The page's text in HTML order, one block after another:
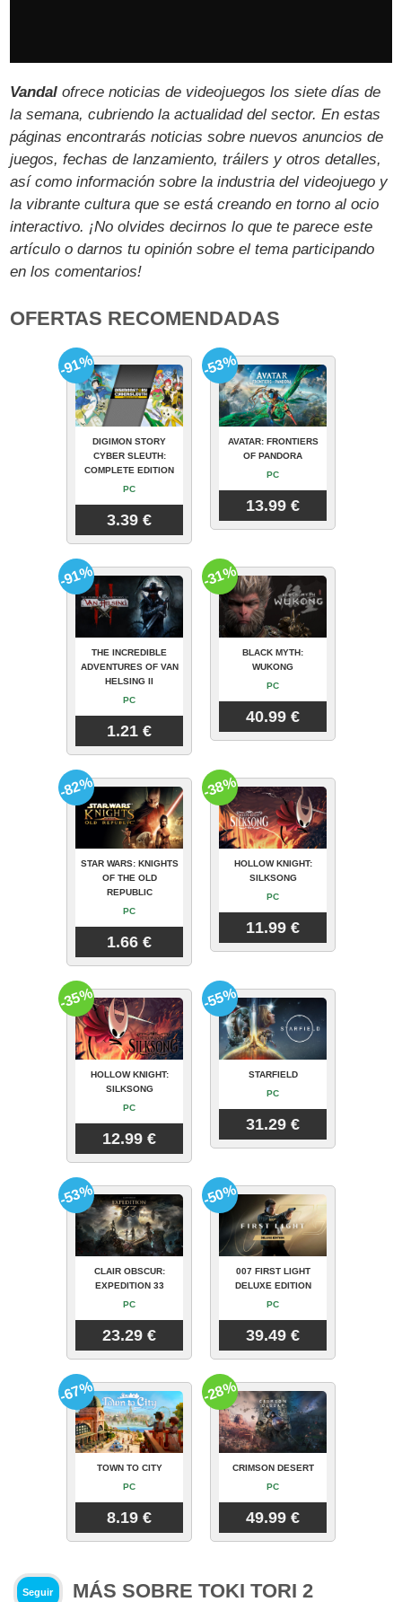
Vandal ofrece noticias de videojuegos los siete días de
la semana, cubriendo la actualidad del sector. En estas
páginas encontrarás noticias sobre nuevos anuncios de
juegos, fechas de lanzamiento, tráilers y otros detalles,
así como información sobre la industria del videojuego y
la vibrante cultura que se está creando en torno al ocio
interactivo. ¡No olvides decirnos lo que te parece este
artículo o darnos tu opinión sobre el tema participando
en los comentarios!
OFERTAS RECOMENDADAS
DIGIMON STORY
CYBER SLEUTH:
COMPLETE EDITION
PC
3.39 €
-91%
AVATAR: FRONTIERS
OF PANDORA
PC
13.99 €
-53%
THE INCREDIBLE
ADVENTURES OF VAN
HELSING II
PC
1.21 €
-91%
BLACK MYTH:
WUKONG
PC
40.99 €
-31%
STAR WARS: KNIGHTS
OF THE OLD
REPUBLIC
PC
1.66 €
-82%
HOLLOW KNIGHT:
SILKSONG
PC
11.99 €
-38%
HOLLOW KNIGHT:
SILKSONG
PC
12.99 €
-35%
STARFIELD
PC
31.29 €
-55%
CLAIR OBSCUR:
EXPEDITION 33
PC
23.29 €
-53%
007 FIRST LIGHT
DELUXE EDITION
PC
39.49 €
-50%
TOWN TO CITY
PC
8.19 €
-67%
CRIMSON DESERT
PC
49.99 €
-28%
Seguir MÁS SOBRE TOKI TORI 2